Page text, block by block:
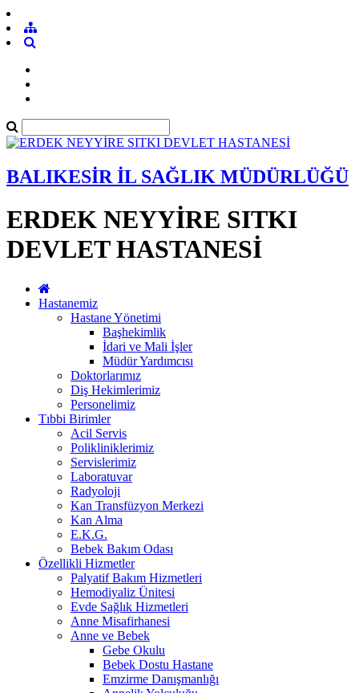
BALIKESİR İL SAĞLIK MÜDÜRLÜĞÜ
ERDEK NEYYİRE SITKI
DEVLET HASTANESİ
Hastanemiz
Hastane Yönetimi
Başhekimlik
İdari ve Mali İşler
Müdür Yardımcısı
Doktorlarımız
Diş Hekimlerimiz
Personelimiz
Tıbbi Birimler
Acil Servis
Polikliniklerimiz
Servislerimiz
Laboratuvar
Radyoloji
Kan Transfüzyon Merkezi
Kan Alma
E.K.G.
Bebek Bakım Odası
Özellikli Hizmetler
Palyatif Bakım Hizmetleri
Hemodiyaliz Ünitesi
Evde Sağlık Hizmetleri
Anne Misafirhanesi
Anne ve Bebek
Gebe Okulu
Bebek Dostu Hastane
Emzirme Danışmanlığı